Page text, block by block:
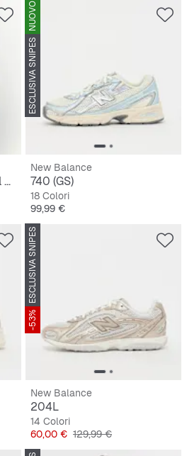
Small Signature Essential Pinstripe OS Tee
NUOVO
ESCLUSIVA SNIPES
New Balance
740 (GS)
18 Colori
Prezzo
99,99 €
ESCLUSIVA SNIPES
-53%
New Balance
204L
14 Colori
Prezzo
60,00 € Prezzo originale
129,99 €